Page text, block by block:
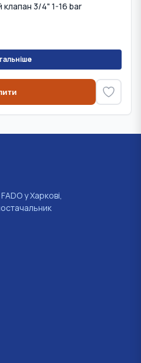
клапан 3/4" 1-16 bar
у Харкові,